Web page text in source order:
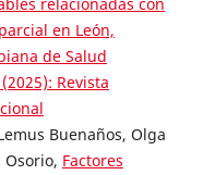
en León,
de Salud
Revista
Buenaños, Olga
Osorio, Factores